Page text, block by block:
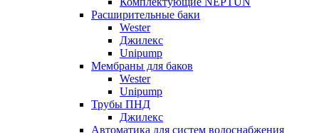
Расширительные баки
Wester
Джилекс
Unipump
Мембраны для баков
Wester
Unipump
Трубы ПНД
Джилекс
Автоматика для систем водоснабжения